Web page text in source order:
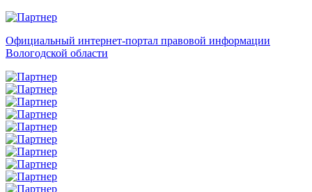
Официальный интернет-портал правовой информации
Вологодской области